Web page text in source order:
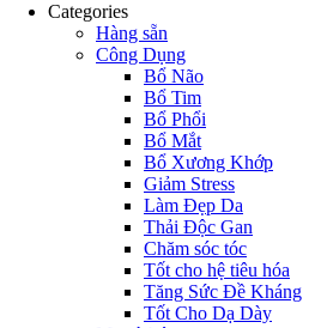
Categories
Hàng sẵn
Công Dụng
Bổ Não
Bổ Tim
Bổ Phổi
Bổ Mắt
Bổ Xương Khớp
Giảm Stress
Làm Đẹp Da
Thải Độc Gan
Chăm sóc tóc
Tốt cho hệ tiêu hóa
Tăng Sức Đề Kháng
Tốt Cho Dạ Dày